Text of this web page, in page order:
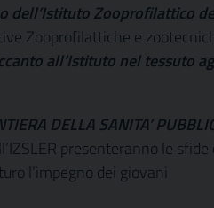
dell’Istituto Zooprofilattico
Zooprofilattiche e
all’Istituto nel tessuto
DELLA SANITA’
presenteranno le sfide
l’impegno dei giovani